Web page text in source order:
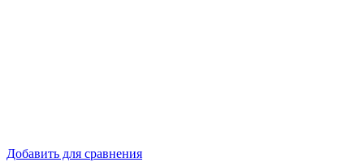
Добавить для сравнения